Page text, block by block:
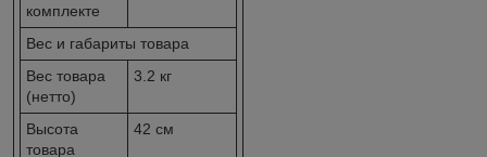
комплекте
Вес и габариты товара
Вес товара
(нетто)
3.2 кг
Высота
товара
42 см